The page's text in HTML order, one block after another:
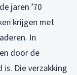
jaren ’70
krijgen met
In
door de
Die verzakking